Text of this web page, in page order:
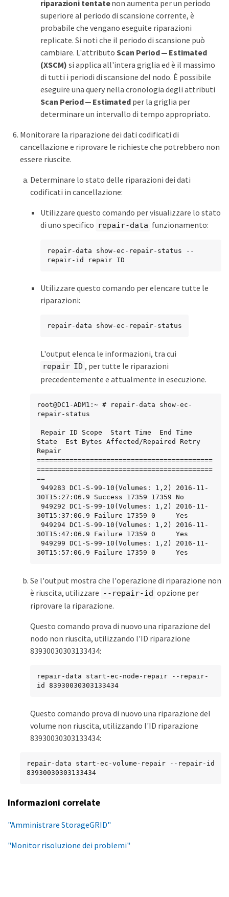
riparazioni tentatenon aumenta per un periodo
superiore al periodo di scansione corrente, è
probabile che vengano eseguite riparazioni
replicate. Si noti che il periodo di scansione può
cambiare. L'attributo Scan Period — Estimated
(XSCM) si applica all'intera griglia ed è il massimo
di tutti i periodi di scansione del nodo. È possibile
eseguire una query nella cronologia degli attributi
Scan Period — Estimated per la griglia per
determinare un intervallo di tempo appropriato.
Monitorare la riparazione dei dati codificati di
cancellazione e riprovare le richieste che potrebbero non
essere riuscite.
Determinare lo stato delle riparazioni dei dati
codificati in cancellazione:
Utilizzare questo comando per visualizzare lo stato
di uno specifico repair-data funzionamento:
repair-data show-ec-repair-status --
repair-id repair ID
Utilizzare questo comando per elencare tutte le
riparazioni:
repair-data show-ec-repair-status
L'output elenca le informazioni, tra cui
repair ID , per tutte le riparazioni
precedentemente e attualmente in esecuzione.
root@DC1-ADM1:~ # repair-data show-ec-
repair-status
State  Est Bytes Affected/Repaired Retry
Repair
===========================================
===========================================
==
30T15:27:06.9 Success 17359 17359 No
30T15:37:06.9 Failure 17359 0     Yes
30T15:47:06.9 Failure 17359 0     Yes
30T15:57:06.9 Failure 17359 0     Yes
Se l'output mostra che l'operazione di riparazione non
è riuscita, utilizzare --repair-id opzione per
riprovare la riparazione.
Questo comando prova di nuovo una riparazione del
nodo non riuscita, utilizzando l'ID riparazione
83930030303133434:
repair-data start-ec-node-repair --repair-
id 83930030303133434
Questo comando prova di nuovo una riparazione del
volume non riuscita, utilizzando l'ID riparazione
83930030303133434:
repair-data start-ec-volume-repair --repair-id
83930030303133434
Informazioni correlate
"Amministrare StorageGRID"
"Monitor risoluzione dei problemi"